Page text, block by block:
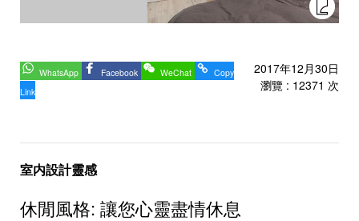
WhatsApp Facebook WeChat
Copy
Link
2017年12月30日
瀏覽 : 12371 次
室内設計靈感
休閒風格: 讓您心靈盡情休息